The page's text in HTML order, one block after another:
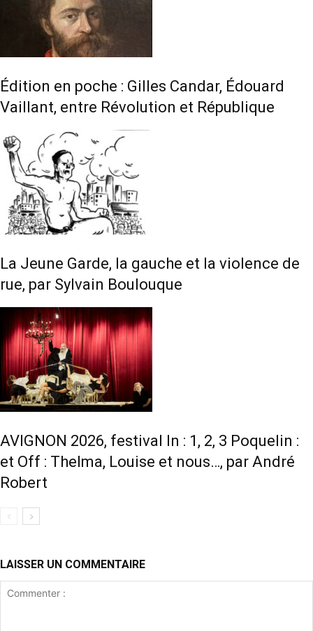
Édition en poche : Gilles Candar, Édouard
Vaillant, entre Révolution et République
La Jeune Garde, la gauche et la violence de
rue, par Sylvain Boulouque
AVIGNON 2026, festival In : 1, 2, 3 Poquelin :
et Off : Thelma, Louise et nous…, par André
Robert
LAISSER UN COMMENTAIRE